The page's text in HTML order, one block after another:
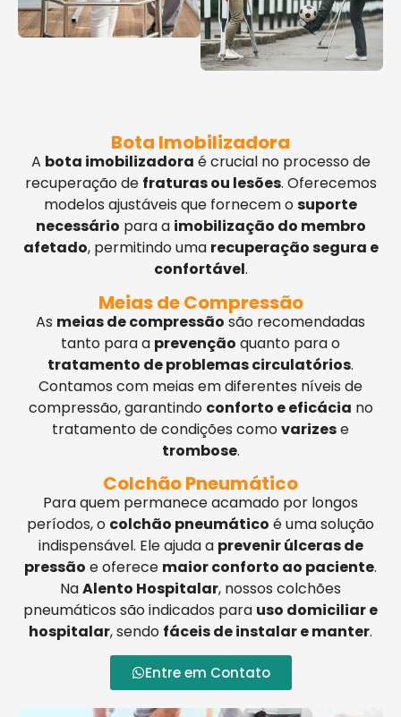
Bota Imobilizadora
A bota imobilizadora é crucial no processo de
recuperação de fraturas ou lesões. Oferecemos
modelos ajustáveis que fornecem osuporte
necessário para a imobilização do membro
afetado, permitindo uma recuperação segura e
confortável.
Meias de Compressão
As meias de compressão são recomendadas
tanto para a prevenção quanto para o
tratamento de problemas circulatórios.
Contamos com meias em diferentes níveis de
compressão, garantindo conforto e eficácia no
tratamento de condições comovarizese
trombose.
Colchão Pneumático
Para quem permanece acamado por longos
períodos, o colchão pneumático é uma solução
indispensável. Ele ajuda a prevenir úlceras de
pressão e oferece maior conforto ao paciente.
NaAlento Hospitalar, nossos colchões
pneumáticos são indicados para uso domiciliar e
hospitalar, sendo fáceis de instalar e manter.
Entre em Contato